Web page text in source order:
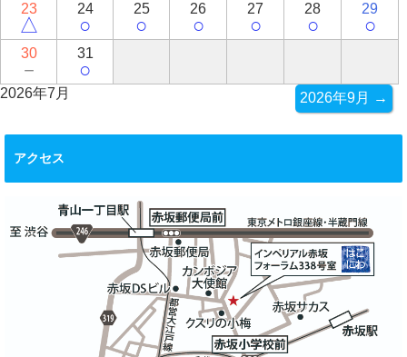
23
△
24
○
25
○
26
○
27
○
28
○
29
○
30
－
31
○
2026年7月 2026年9月 →
アクセス